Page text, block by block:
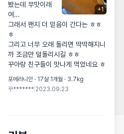
+1
봤는데 무맛이래
여...
그래서 왠지 더 믿음이 간다는 ㅎㅎ
ㅎ
그리고 너무 오래 돌리면 딱딱해지니
까 조금만 덜돌리시길 ㅎㅎ
꾸아랑 친구들이 맛나게 먹었네요 ㅎ
포메라니안 · 17살 1개월 · 3.7kg
꾸******* 2023.09.23